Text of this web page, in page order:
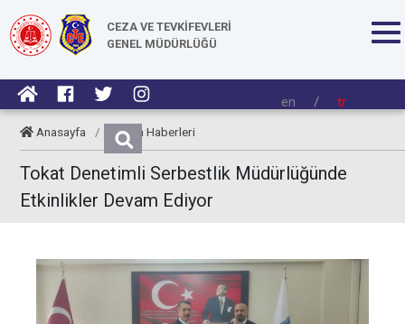
CEZA VE TEVKİFEVLERİ
GENEL MÜDÜRLÜĞÜ
en / tr
Anasayfa / Kurum Haberleri
Tokat Denetimli Serbestlik Müdürlüğünde
Etkinlikler Devam Ediyor